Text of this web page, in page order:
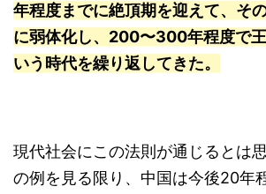
年程度までに絶頂期を迎えて、そ
に弱体化し、200〜300年程度で
いう時代を繰り返してきた。
現代社会にこの法則が通じるとは
の例を見る限り、中国は今後20年